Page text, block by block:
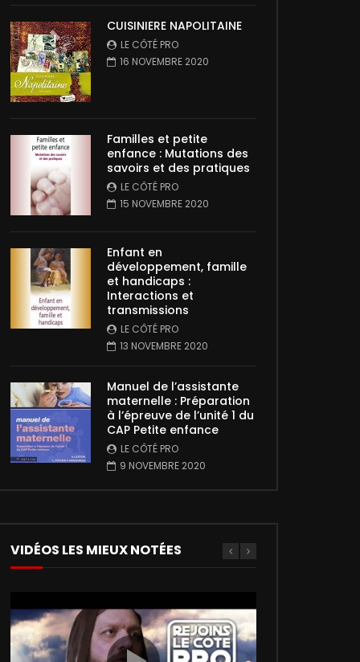
CUISINIERE NAPOLITAINE
LE CÔTÉ PRO
16 NOVEMBRE 2020
Familles et petite
enfance : Mutations des
savoirs et des pratiques
LE CÔTÉ PRO
15 NOVEMBRE 2020
Enfant en
développement, famille
et handicaps :
Interactions et
transmissions
LE CÔTÉ PRO
13 NOVEMBRE 2020
Manuel de l’assistante
maternelle : Préparation
à l’épreuve de l’unité 1 du
CAP Petite enfance
LE CÔTÉ PRO
9 NOVEMBRE 2020
VIDÉOS LES MIEUX NOTÉES